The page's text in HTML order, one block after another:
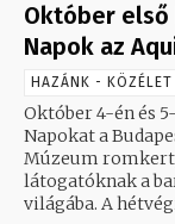
Október
Napok az
HAZÁNK - KÖZÉLET
Október 4-én és
Napokat a
Múzeum
látogatóknak a
világába. A